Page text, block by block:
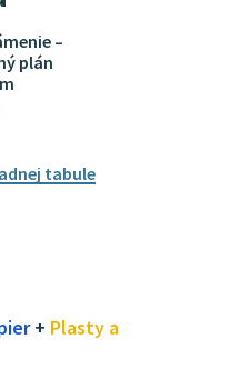
–
plán
tabule
+ Plasty a